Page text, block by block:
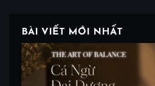
BÀI VIẾT MỚI NHẤT